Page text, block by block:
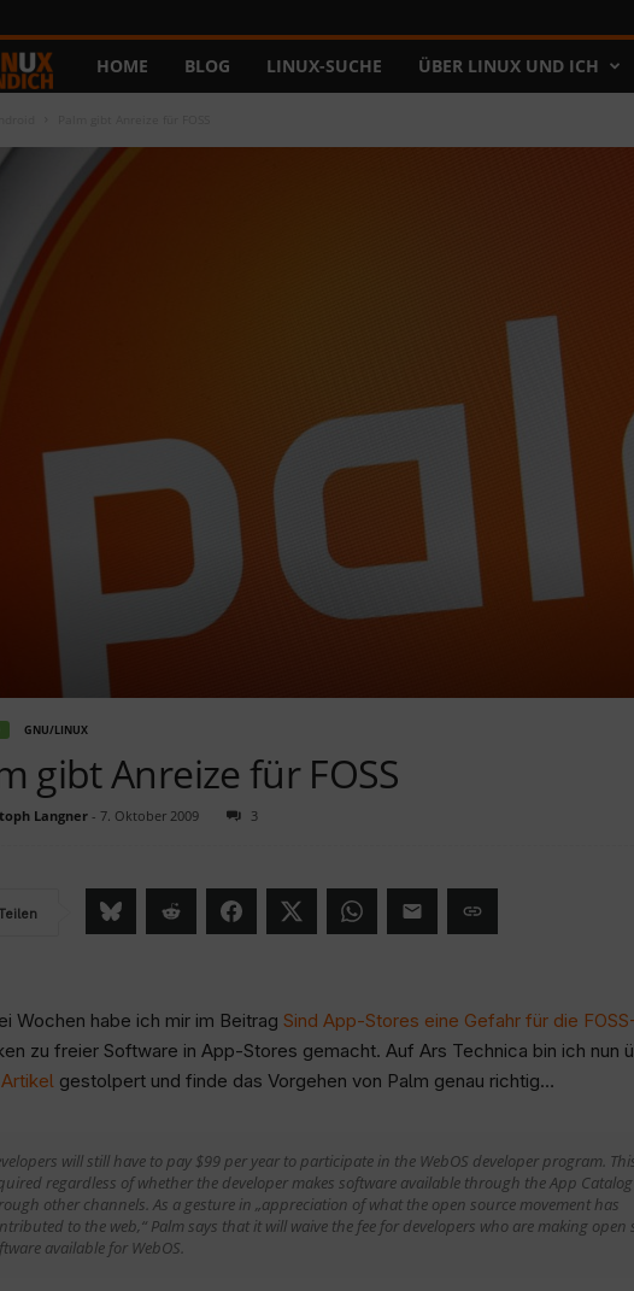
HOME BLOG LINUX-SUCHE ÜBER LINUX UND ICH
GNU/LINUX
gibt Anreize für FOSS
Langner- 7. Oktober 2009 3
Wochen habe ich mir im Beitrag Sind App-Stores eine Gefahr für die
zu freier Software in App-Stores gemacht. Auf Ars Technica bin ich nun
gestolpert und finde das Vorgehen von Palm genau richtig…
will still have to pay $99 per year to participate in the WebOS developer program.
regardless of whether the developer makes software available through the App
other channels. As a gesture in „appreciation of what the open source movement has
to the web,“ Palm says that it will waive the fee for developers who are making open
available for WebOS.